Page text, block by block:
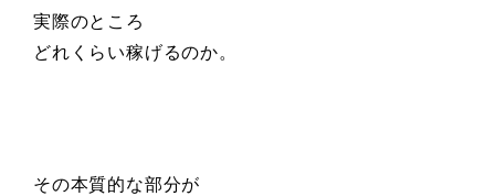
実際のところ
どれくらい稼げるのか。
その本質的な部分が